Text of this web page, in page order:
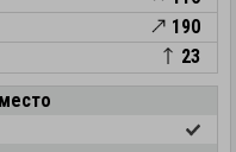
190
23